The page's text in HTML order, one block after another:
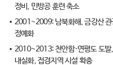
정비, 민방공 훈련 축소
2001~2009: 남북화해, 금강산
정예화
2010~2013: 천안함·연평도 도
내실화, 접경지역 시설 확충